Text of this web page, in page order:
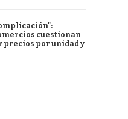
cuestionan
precios por unidad y